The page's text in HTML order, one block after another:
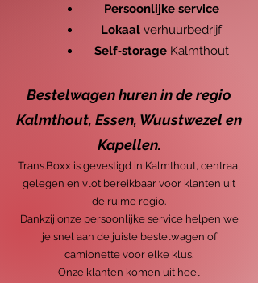
Persoonlijke service
Lokaal verhuurbedrijf
Self‑storageKalmthout
Bestelwagen huren in de regio
Kalmthout, Essen, Wuustwezel en
Kapellen.
Trans.Boxx is gevestigd in Kalmthout, centraal
gelegen en vlot bereikbaar voor klanten uit
de ruime regio.
Dankzij onze persoonlijke service helpen we
je snel aan de juiste bestelwagen of
camionette voor elke klus.
Onze klanten komen uit heel